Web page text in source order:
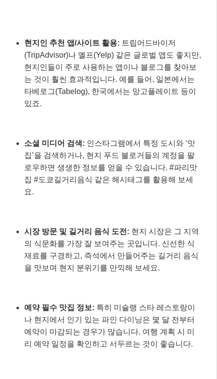
현지인 추천 앱/사이트 활용: 트립어드바이저
(TripAdvisor)나 옐프(Yelp) 같은 글로벌 앱도 좋지만,
현지인들이 주로 사용하는 앱이나 블로그를 찾아보
는 것이 훨씬 효과적입니다. 예를 들어, 일본에서는
타베로그(Tabelog), 한국에서는 망고플레이트 등이
있죠.
소셜 미디어 검색: 인스타그램에서 특정 도시와 ‘맛
집’을 검색하거나, 현지 푸드 블로거들의 계정을 팔
로우하면 생생한 정보를 얻을 수 있습니다. #파리맛
집 #도쿄길거리음식 같은 해시태그를 활용해 보세
요.
시장 방문 및 길거리 음식 도전: 현지 시장은 그 지역
의 식문화를 가장 잘 보여주는 곳입니다. 신선한 식
재료를 구경하고, 즉석에서 만들어주는 길거리 음식
을 맛보며 현지 분위기를 만끽해 보세요.
예약 필수 맛집 정보: 특히 미슐랭 스타 레스토랑이
나 현지에서 인기 있는 파인 다이닝은 몇 달 전부터
예약이 마감되는 경우가 많습니다. 여행 계획 시 미
리 예약 일정을 확인하고 서두르는 것이 좋습니다.